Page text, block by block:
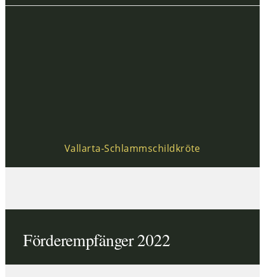
Vallarta-Schlammschildkröte
Förderempfänger 2022